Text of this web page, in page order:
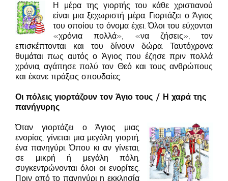
Η μέρα της γιορτής του κάθε χριστιανού
είναι μια ξεχωριστή μέρα. Γιορτάζει ο Άγιος
του οποίου το όνομα έχει. Όλοι του εύχονται
«χρόνια πολλά», «να ζήσεις», τον
επισκέπτονται και του δίνουν δώρα. Ταυτόχρονα
θυμάται πως αυτός ο Άγιος που έζησε πριν πολλά
χρόνια, αγάπησε πολύ τον Θεό και τους ανθρώπους
και έκανε πράξεις σπουδαίες.
Οι πόλεις γιορτάζουν τον Άγιο τους / Η χαρά της
πανήγυρης
Όταν γιορτάζει ο Άγιος μιας
ενορίας, γίνεται μια μεγάλη γιορτή,
ένα πανηγύρι. Όπου κι αν γίνεται,
σε μικρή ή μεγάλη πόλη,
συγκεντρώνονται όλοι οι ενορίτες.
Πριν από το πανηγύρι η εκκλησία